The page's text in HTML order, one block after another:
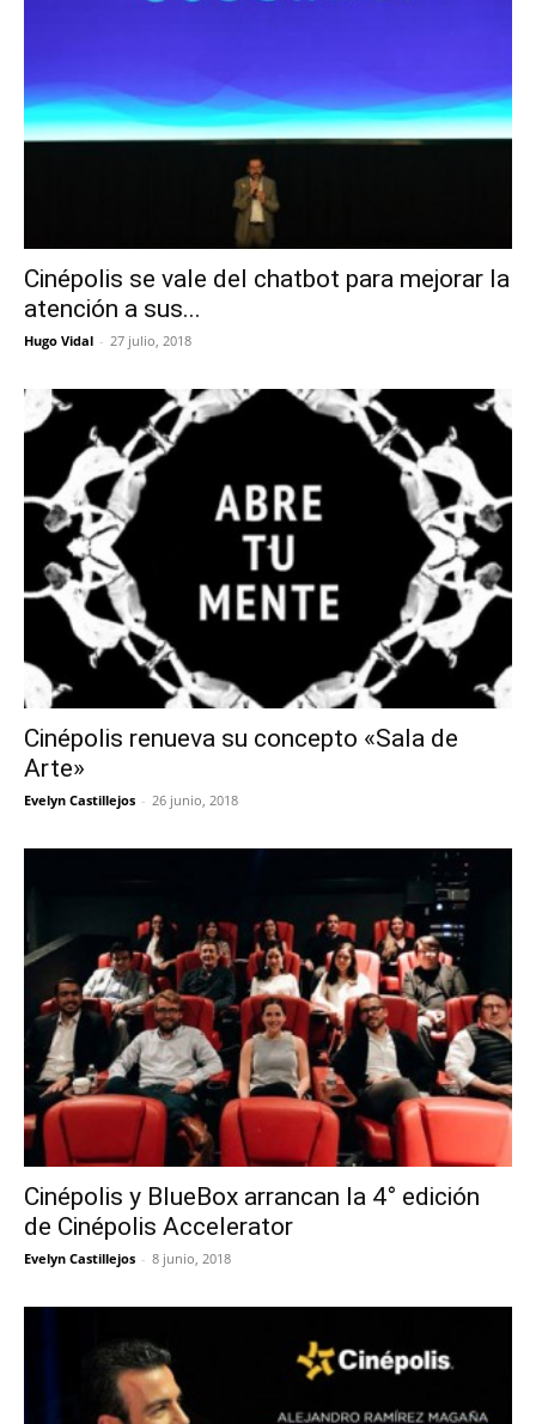
Cinépolis se vale del chatbot para mejorar la
atención a sus...
Hugo Vidal - 27 julio, 2018
Cinépolis renueva su concepto «Sala de
Arte»
Evelyn Castillejos - 26 junio, 2018
Cinépolis y BlueBox arrancan la 4° edición
de Cinépolis Accelerator
Evelyn Castillejos - 8 junio, 2018